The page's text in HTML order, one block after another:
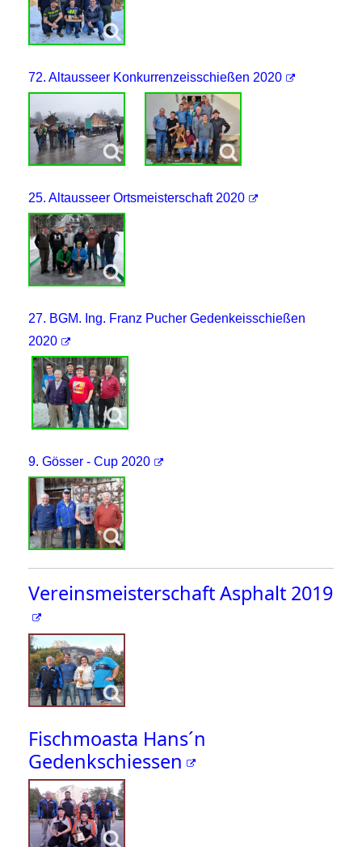
72. Altausseer Konkurrenzeisschießen 2020
25. Altausseer Ortsmeisterschaft 2020
27. BGM. Ing. Franz Pucher Gedenkeisschießen
2020
9. Gösser - Cup 2020
Vereinsmeisterschaft Asphalt 2019
Fischmoasta Hans´n
Gedenkschiessen